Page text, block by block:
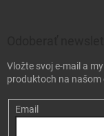
Vložte svoj e-mail a
produktoch na našom
Email